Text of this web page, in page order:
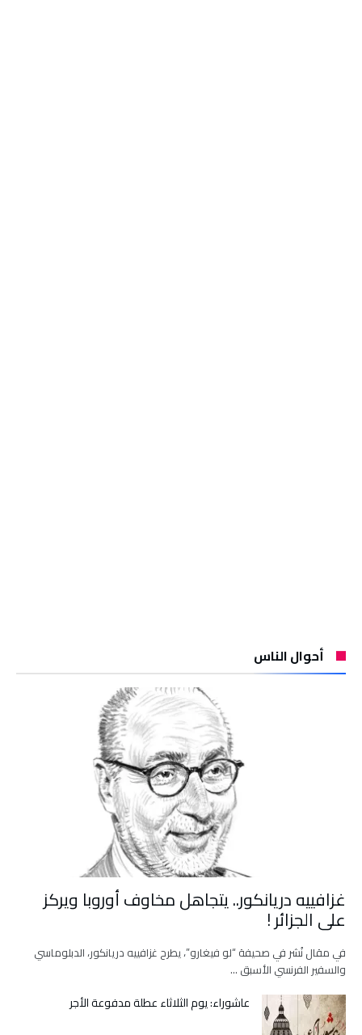
أحوال الناس
غزافييه دريانكور.. يتجاهل مخاوف أوروبا ويركز
على الجزائر !
في مقال نُشر في صحيفة “لو فيغارو”، يطرح غزافييه دريانكور، الدبلوماسي
والسفير الفرنسي الأسبق …
عاشوراء: يوم الثلاثاء عطلة مدفوعة الأجر